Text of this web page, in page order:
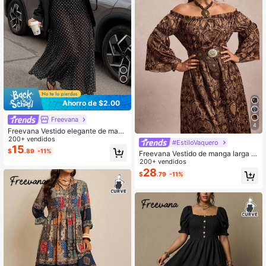
Ahorro de $2.00
Freevana
Freevana Vestido elegante de mang
a larga con cuello alto y estampado
de lunares para mujer de talla grand
e
200+ vendidos
$15.89 -11%
4
#EstiloVaquero
Freevana Vestido de manga larga c
on hombros descubiertos y estamp
ado vintage de talla grande
200+ vendidos
$28.79 -11%